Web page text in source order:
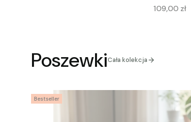
Cena
109,00 zł
PoszewkiCała kolekcja
Bestseller